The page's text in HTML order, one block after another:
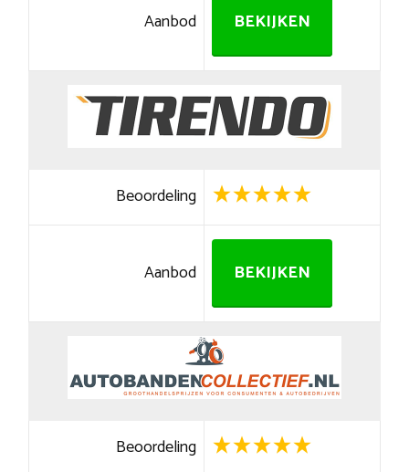
Aanbod BEKIJKEN
Beoordeling
Aanbod BEKIJKEN
Beoordeling